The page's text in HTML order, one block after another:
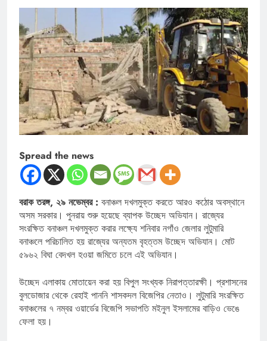
Spread the news
বরাক তরঙ্গ, ২৯ নভেম্বর : বনাঞ্চল দখলমুক্ত করতে আরও কঠোর অবস্থানে
অসম সরকার। পুনরায় শুরু হয়েছে ব্যাপক উচ্ছেদ অভিযান। রাজ্যের
সংরক্ষিত বনাঞ্চল দখলমুক্ত করার লক্ষ্যে শনিবার নগাঁও জেলার লুটুমারি
বনাঞ্চলে পরিচালিত হয় রাজ্যের অন্যতম বৃহত্তম উচ্ছেদ অভিযান। মোট
৫৯৬২ বিঘা বেদখল হওয়া জমিতে চলে এই অভিযান।
উচ্ছেদ এলাকায় মোতায়েন করা হয় বিপুল সংখ্যক নিরাপত্তারক্ষী। প্রশাসনের
বুলডোজার থেকে রেহাই পাননি শাসকদল বিজেপির নেতাও। লুটুমারি সংরক্ষিত
বনাঞ্চলের ৭ নম্বর ওয়ার্ডের বিজেপি সভাপতি মইনুল ইসলামের বাড়িও ভেঙে
ফেলা হয়।